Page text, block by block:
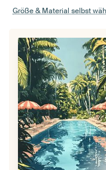
Größe & Material selbst